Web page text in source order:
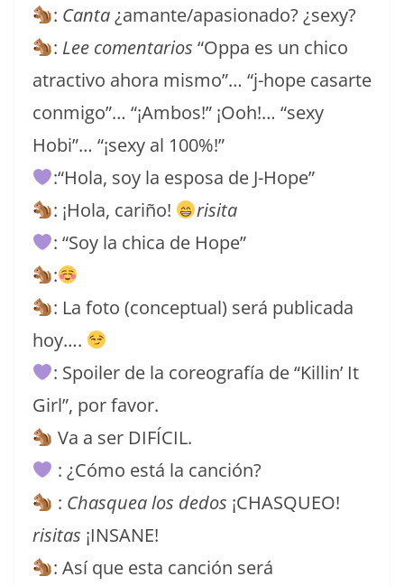
: Canta¿amante/apasionado? ¿sexy?
: Lee comentarios “Oppa es un chico
atractivo ahora mismo”… “j-hope casarte
conmigo”… “¡Ambos!” ¡Ooh!… “sexy
Hobi”… “¡sexy al 100%!”
:“Hola, soy la esposa de J-Hope”
: ¡Hola, cariño!
risita
: “Soy la chica de Hope”
:
: La foto (conceptual) será publicada
hoy….
: Spoiler de la coreografía de “Killin’ It
Girl”, por favor.
Va a ser DIFÍCIL.
: ¿Cómo está la canción?
: Chasquea los dedos ¡CHASQUEO!
risitas ¡INSANE!
: Así que esta canción será